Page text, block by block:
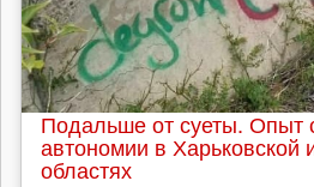
Подальше от суеты. Опыт
автономии в Харьковской
областях